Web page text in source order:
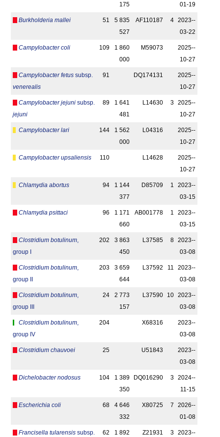
175
01-19
Burkholderia mallei 51
5 835
527
AF110187 4
2023-­
03-22
Campylobacter coli 109
1 860
000
M59073
2025-­
10-27
Campylobacter fetus subsp.
venerealis
91 DQ174131
2025-­
10-27
Campylobacter jejuni subsp.
jejuni
89
1 641
481
L14630 3
2025-­
10-27
Campylobacter lari 144
1 562
000
L04316
2025-­
10-27
Campylobacter upsaliensis 110 L14628
2025-­
10-27
Chlamydia abortus 94
1 144
377
D85709 1
2023-­
03-15
Chlamydia psittaci 96
1 171
660
AB001778 1
2023-­
03-15
Clostridium botulinum
group I
202
3 863
450
L37585 8
2023-­
03-08
Clostridium botulinum
group II
203
3 659
644
L37592 11
2023-­
03-08
Clostridium botulinum
group III
24
2 773
157
L37590 10
2023-­
03-08
Clostridium botulinum
group IV
204 X68316
2023-­
03-08
Clostridium chauvoei 25 U51843
2023-­
03-08
Dichelobacter nodosus 104
1 389
350
DQ016290 3
2024-­
11-15
Escherichia coli 68
4 646
332
X80725 7
2026-­
01-08
Francisella tularensis subsp.
62
1 892
Z21931 3
2023-­